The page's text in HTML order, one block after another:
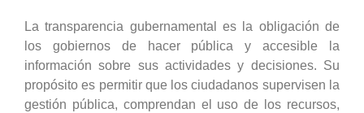
La transparencia gubernamental es la obligación de
los gobiernos de hacer pública y accesible la
información sobre sus actividades y decisiones. Su
propósito es permitir que los ciudadanos supervisen la
gestión pública, comprendan el uso de los recursos,